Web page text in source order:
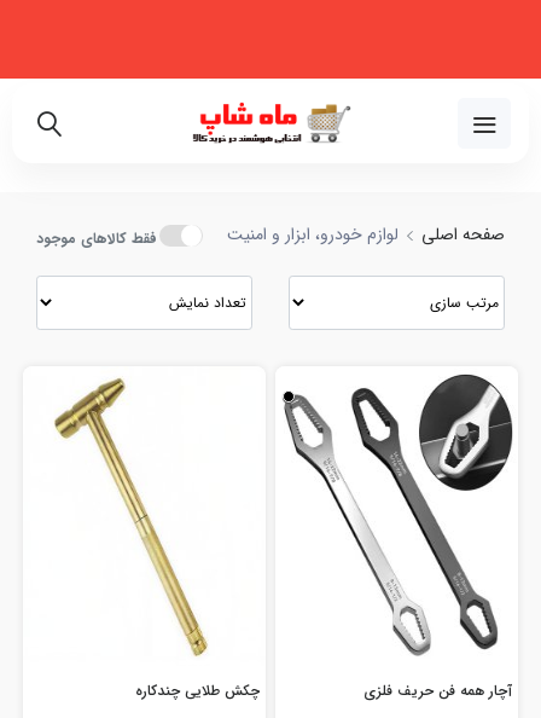
لوازم خودرو، ابزار و امنیت با بهترین قیمت
صفحه اصلی لوازم خودرو، ابزار و امنیت فقط کالاهای موجود
آچار همه فن حریف فلزی چکش طلایی چندکاره